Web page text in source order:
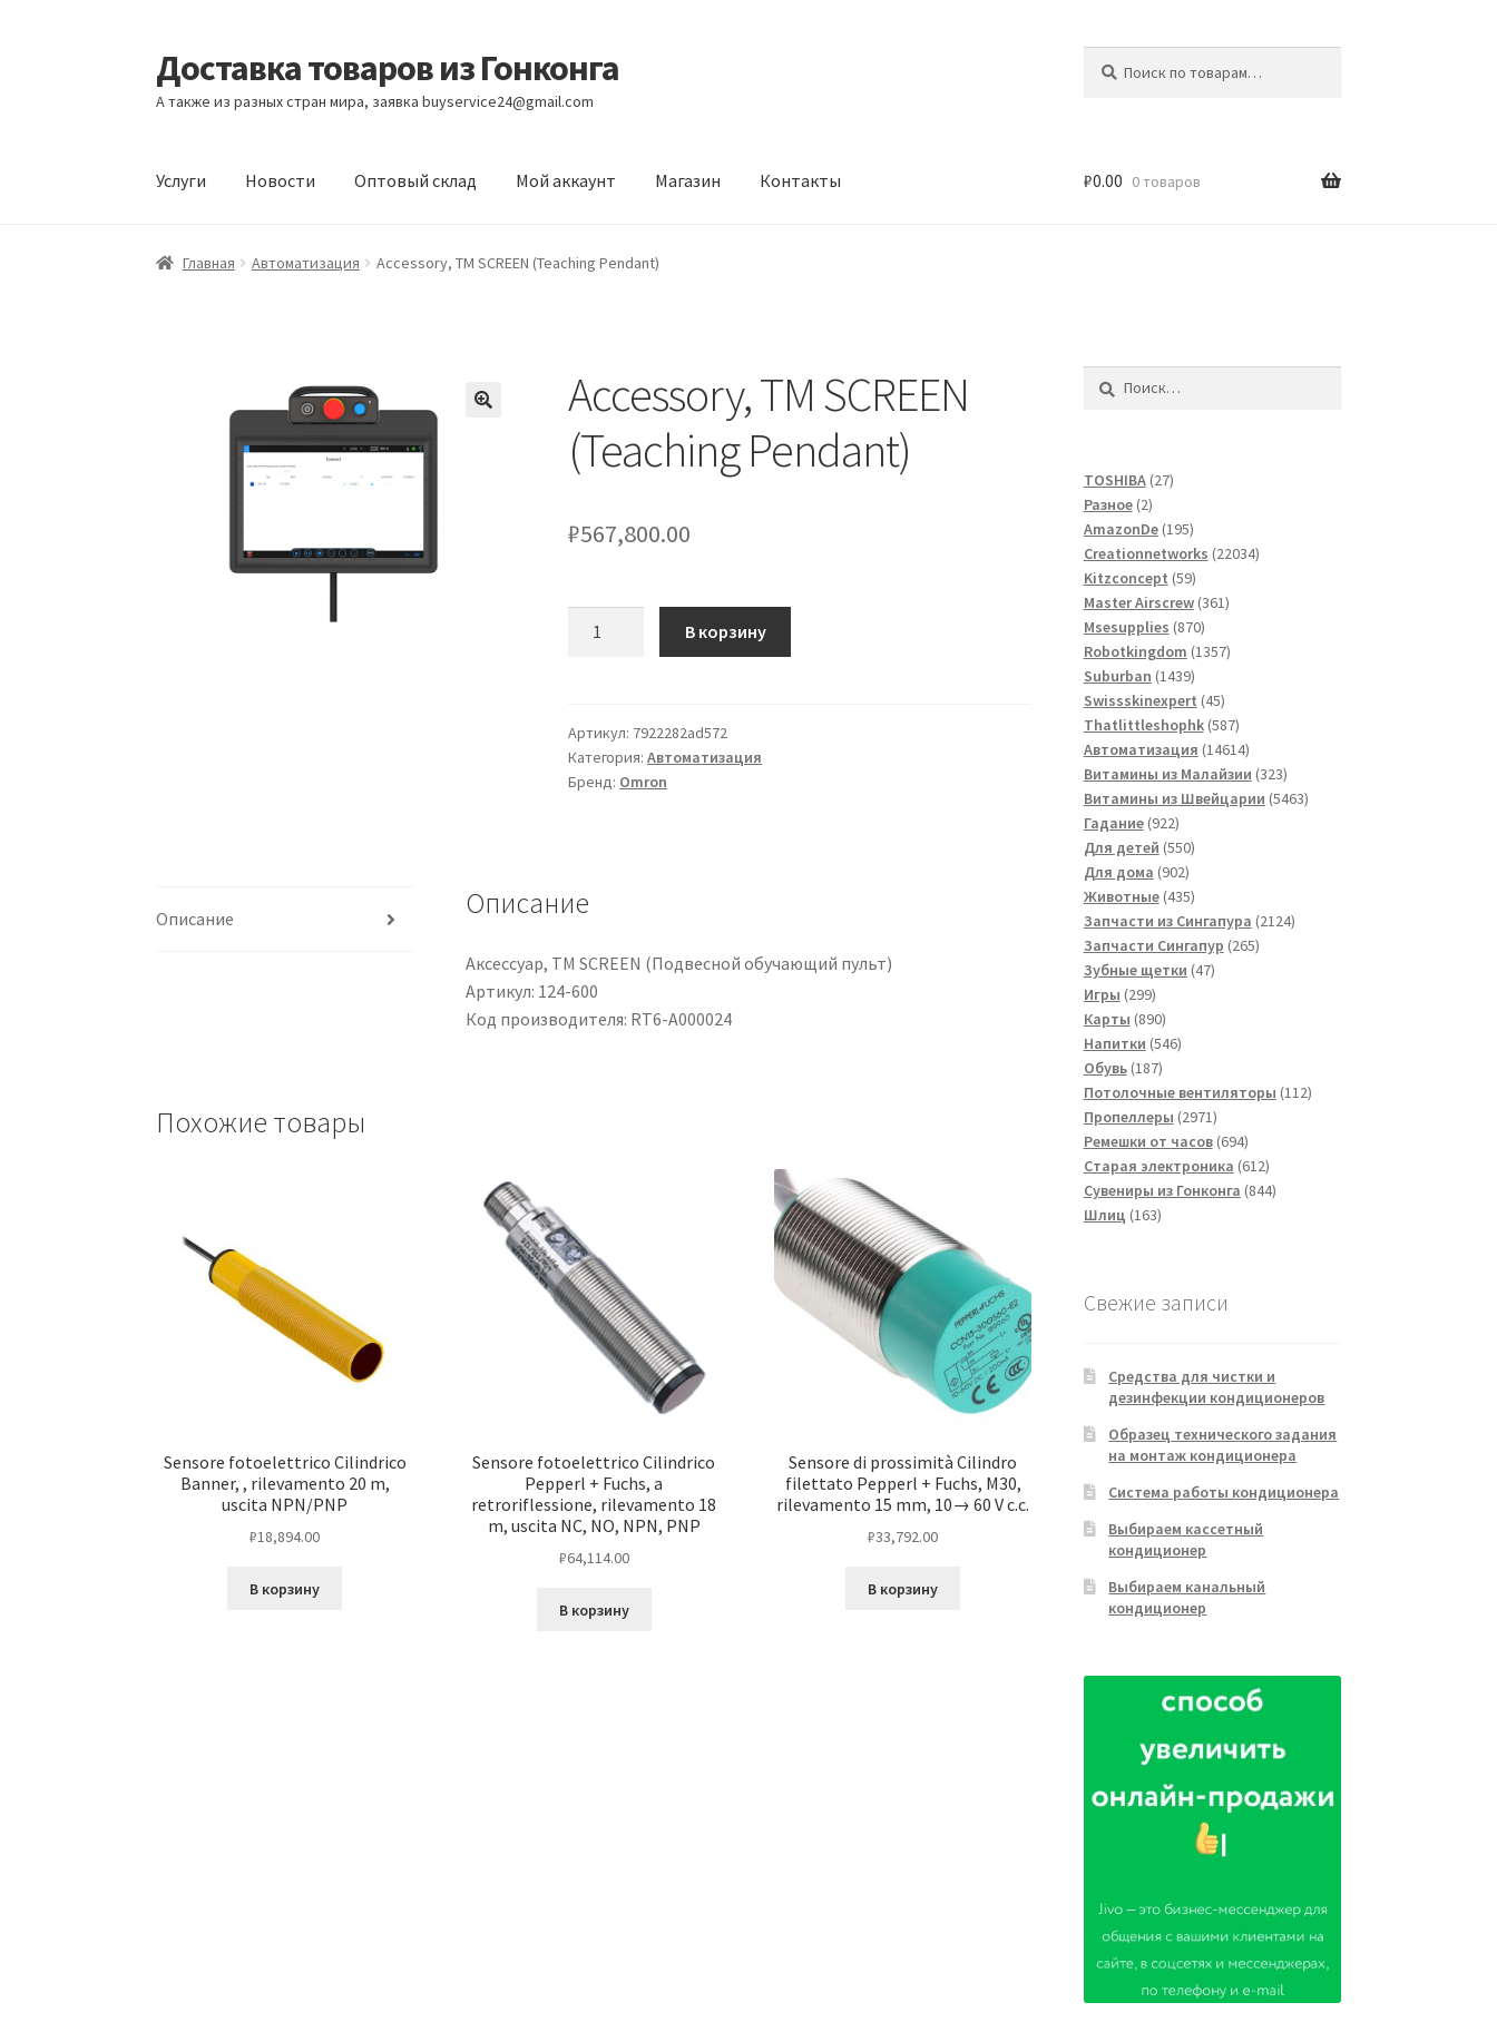
Перейти
к
навигации
Перейти
к
содержимому
Доставка товаров из Гонконга
А также из разных стран мира, заявка buyservice24@gmail.com
Услуги Новости Оптовый склад Мой аккаунт Магазин Контакты
Главная Контакты Мой аккаунт Новости Оптовый склад
₽0.00 0 товаров
Главная Автоматизация Accessory, TM SCREEN (Teaching Pendant)
Accessory, TM SCREEN
(Teaching Pendant)
₽567,800.00
SCREEN
(Teaching
Pendant)
В корзину
Артикул: 7922282ad572
Категория:Автоматизация
Бренд: Omron
Описание Описание
Аксессуар, TM SCREEN (Подвесной обучающий пульт)
Артикул: 124-600
Код производителя: RT6-A000024
Похожие товары
Sensore fotoelettrico Cilindrico
Banner, , rilevamento 20 m,
uscita NPN/PNP
₽18,894.00
В корзину
Sensore fotoelettrico Cilindrico
Pepperl + Fuchs, a
retroriflessione, rilevamento 18
m, uscita NC, NO, NPN, PNP
₽64,114.00
В корзину
Sensore di prossimità Cilindro
filettato Pepperl + Fuchs, M30,
rilevamento 15 mm, 10→ 60 V c.c.
₽33,792.00
В корзину
Найти:
TOSHIBA 2727
Разное 22
товара
AmazonDe 195195
товаров
Creationnetworks 2203422034
Kitzconcept 5959
товаров
Master Airscrew 361361
Msesupplies 870870
товаров
Robotkingdom 13571357
Suburban 14391439
товаров
Swissskinexpert 4545
товаров
Thatlittleshophk 587587
товаров
Автоматизация 1461414614
товаров
Витамины из Малайзии 323323
товара
Витамины из Швейцарии 54635463
Гадание 922922
товара
Для детей 550550
Для дома 902902
товара
Животные 435435
товаров
Запчасти из Сингапура 21242124
Запчасти Сингапур 265265
Зубные щетки 4747
Игры 299299
товаров
Карты 890890
товаров
Напитки 546546
Обувь 187187
товаров
Потолочные вентиляторы 112112
Пропеллеры 29712971
товар
Ремешки от часов 694694
товара
Старая электроника 612612
товаров
Сувениры из Гонконга 844844
Шлиц 163163
Свежие записи
Средства для чистки и
дезинфекции кондиционеров
Образец технического задания
на монтаж кондиционера
Система работы кондиционера
Выбираем кассетный
кондиционер
Выбираем канальный
кондиционер